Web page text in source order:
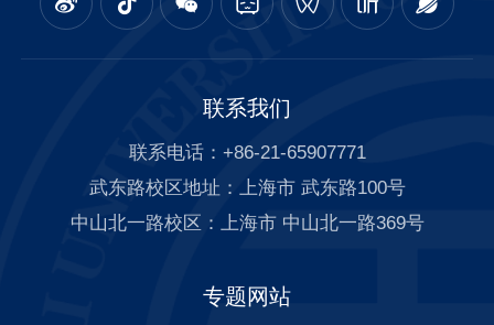
联系我们
联系电话：+86-21-65907771
武东路校区地址：上海市 武东路100号
中山北一路校区：上海市 中山北一路369号
专题网站